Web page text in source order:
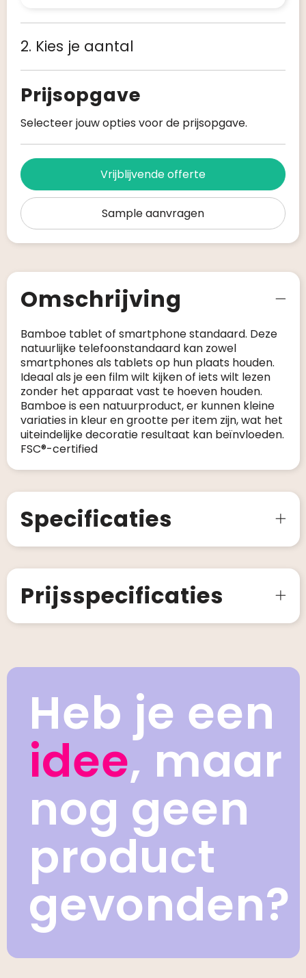
2. Kies je aantal
Prijsopgave
Selecteer jouw opties voor de prijsopgave.
Vrijblijvende offerte
Sample aanvragen
Omschrijving
Bamboe tablet of smartphone standaard. Deze
natuurlijke telefoonstandaard kan zowel
smartphones als tablets op hun plaats houden.
Ideaal als je een film wilt kijken of iets wilt lezen
zonder het apparaat vast te hoeven houden.
Bamboe is een natuurproduct, er kunnen kleine
variaties in kleur en grootte per item zijn, wat het
uiteindelijke decoratie resultaat kan beïnvloeden.
FSC®-certified
Specificaties
Prijsspecificaties
Heb je een
idee, maar
nog geen
product
gevonden?